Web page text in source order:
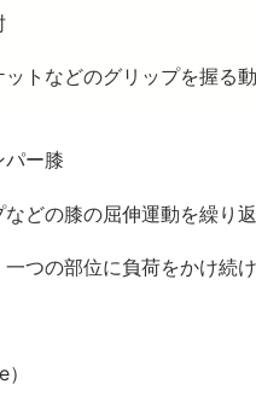
トなどのグリップを握る
パー膝
どの膝の屈伸運動を繰り
つの部位に負荷をかけ続